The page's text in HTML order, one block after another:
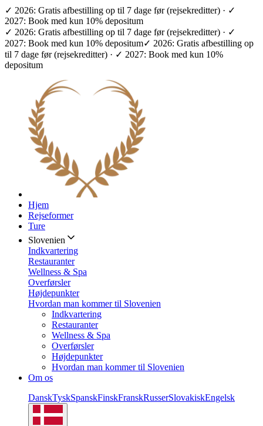
✓ 2026: Gratis afbestilling op til 7 dage før (rejsekreditter) · ✓
2027: Book med kun 10% depositum
✓ 2026: Gratis afbestilling op til 7 dage før (rejsekreditter) · ✓
2027: Book med kun 10% depositum✓ 2026: Gratis afbestilling op
til 7 dage før (rejsekreditter) · ✓ 2027: Book med kun 10%
depositum
Hjem
Rejseformer
Ture
Slovenien
Indkvartering
Restauranter
Wellness & Spa
Overførsler
Højdepunkter
Hvordan man kommer til Slovenien
Indkvartering
Restauranter
Wellness & Spa
Overførsler
Højdepunkter
Hvordan man kommer til Slovenien
Om os
DanskTyskSpanskFinskFranskRusserSlovakiskEngelsk